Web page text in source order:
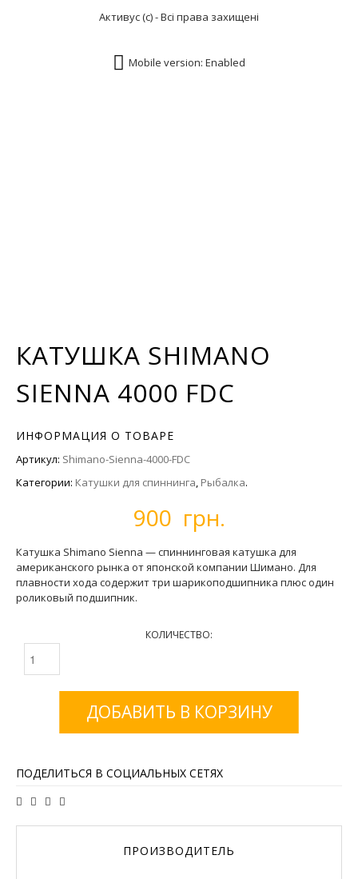
КАТУШКА SHIMANO
SIENNA 4000 FDC
ИНФОРМАЦИЯ О ТОВАРЕ
Артикул: Shimano-Sienna-4000-FDC
Категории: Катушки для спиннинга, Рыбалка.
900 грн.
Катушка Shimano Sienna — спиннинговая катушка для
американского рынка от японской компании Шимано. Для
плавности хода содержит три шарикоподшипника плюс один
роликовый подшипник.
КОЛИЧЕСТВО:
ДОБАВИТЬ В КОРЗИНУ
ПОДЕЛИТЬСЯ В СОЦИАЛЬНЫХ СЕТЯХ
ПРОИЗВОДИТЕЛЬ
Активус (с) - Всі права захищені
Mobile version: Enabled